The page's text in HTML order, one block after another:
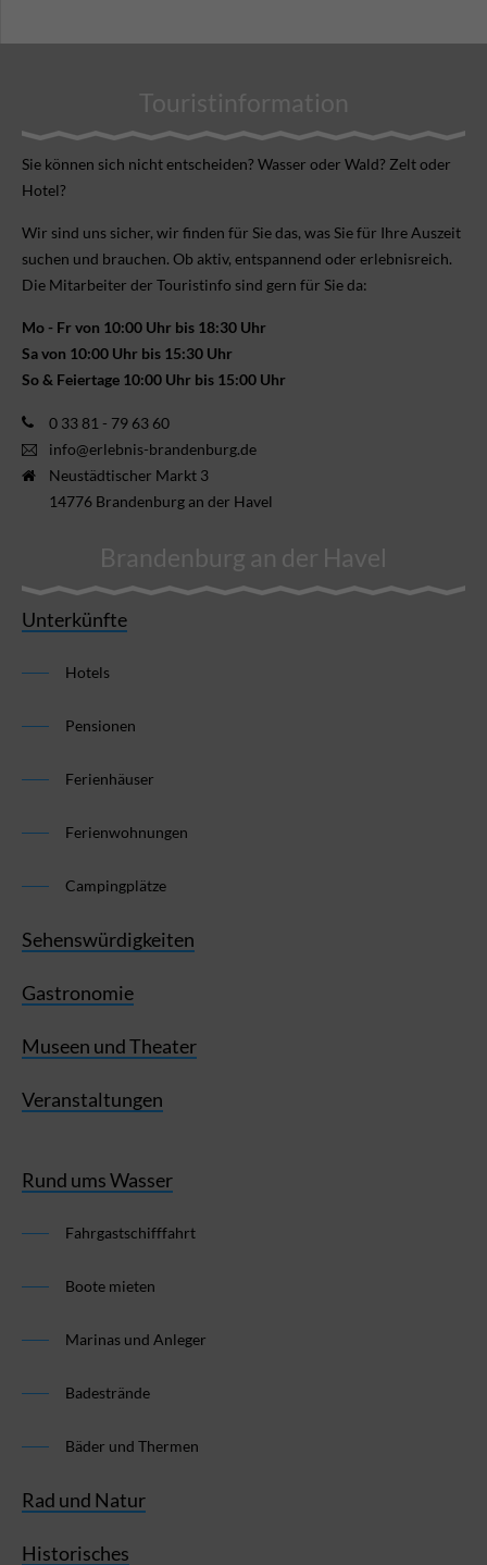
Touristinformation
Sie können sich nicht ent­scheiden? Wasser oder Wald? Zelt oder
Hotel?
Wir sind uns sicher, wir finden für Sie das, was Sie für Ihre Aus­zeit
suchen und brauchen. Ob aktiv, ent­spannend oder erlebnis­reich.
Die Mitarbeiter der Touristinfo sind gern für Sie da:
Mo - Fr von 10:00 Uhr bis 18:30 Uhr
Sa von 10:00 Uhr bis 15:30 Uhr
So & Feiertage 10:00 Uhr bis 15:00 Uhr
0 33 81 - 79 63 60
info@erlebnis-brandenburg.de
Neustädtischer Markt 3
14776 Brandenburg an der Havel
Brandenburg an der Havel
Unterkünfte
Hotels
Pensionen
Ferienhäuser
Ferienwohnungen
Campingplätze
Sehenswürdigkeiten
Gastronomie
Museen und Theater
Veranstaltungen
Rund ums Wasser
Fahrgastschifffahrt
Boote mieten
Marinas und Anleger
Badestrände
Bäder und Thermen
Rad und Natur
Historisches